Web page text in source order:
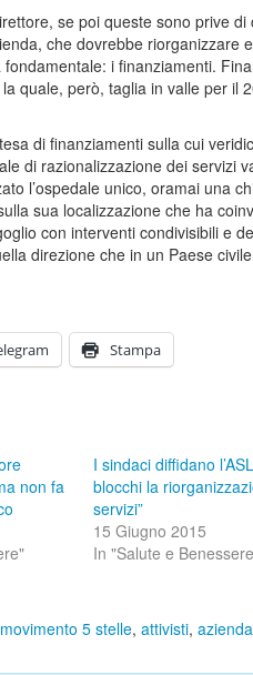
se poi queste sono prive di
che dovrebbe riorganizzare
i finanziamenti.
quale, però, taglia in valle per il
di finanziamenti sulla cui
di razionalizzazione dei servizi
l’ospedale unico, oramai una
sua localizzazione che ha
con interventi condivisibili e
direzione che in un Paese
Stampa
non fa
I sindaci diffidano
blocchi la
servizi”
15 Giugno 2015
In "Salute e
movimento 5 stelle, attivisti,